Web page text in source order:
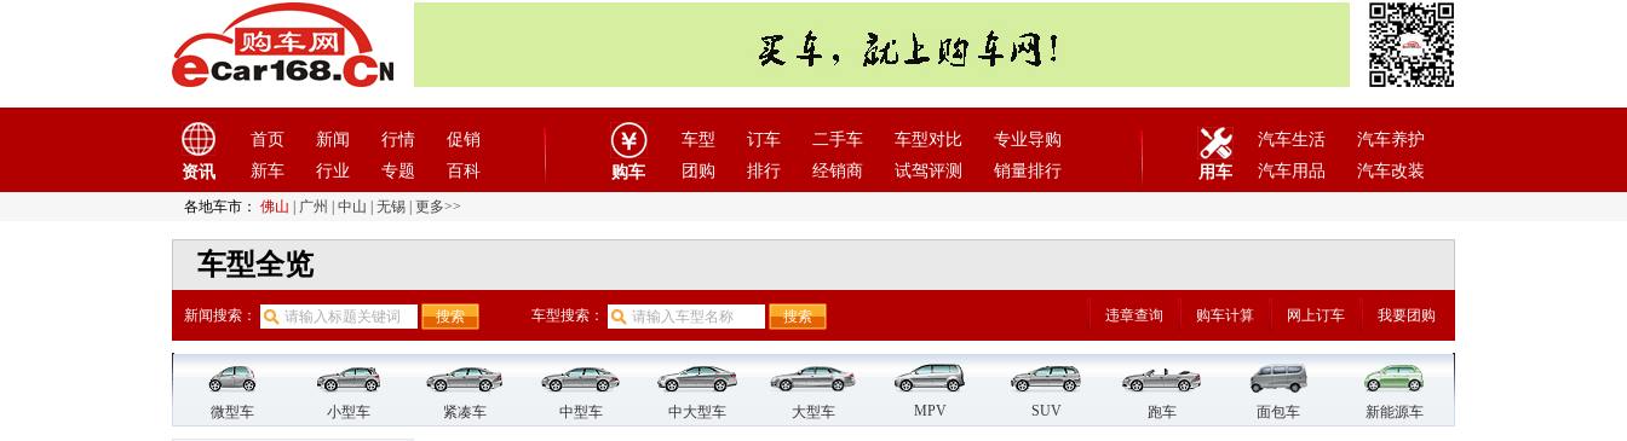
资讯
首页 新闻 行情
促销
新车
行业 专题 百科 购车
车型 订车 二手车 车型对比
专业导购
团购
排行 经销商 试驾评测 销量排行 用车
汽车生活
汽车养护
汽车用品
汽车改装
各地车市： 佛山 广州 中山 无锡 更多>>
车型全览
新闻搜索： 车型搜索： 违章查询 购车计算 网上订车 我要团购
微型车 小型车 紧凑车 中型车 中大型车 大型车 MPV SUV 跑车 面包车 新能源车
广汽传祺(19)
广汽吉奥(16)
广汽集团(2)
国机智骏 (3)
国金汽车(1)
H
哈弗(26)
海格(2)
海马汽车(23)
汉龙汽车(1)
汉腾汽车
悍马(4)
昊铂(2)